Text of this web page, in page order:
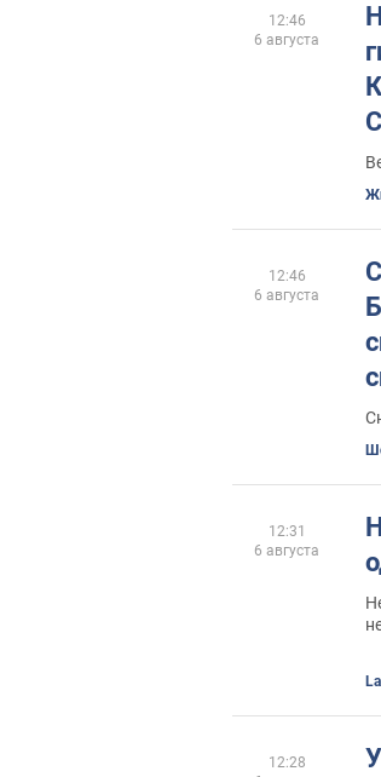
12:46
6 августа
12:46
6 августа
12:31
6 августа
12:28